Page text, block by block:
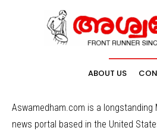
ABOUT US
Aswamedham.com is a longstanding
news portal based in the United